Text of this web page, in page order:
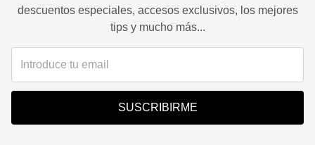
descuentos especiales, accesos exclusivos, los mejores
tips y mucho más...
SUSCRIBIRME